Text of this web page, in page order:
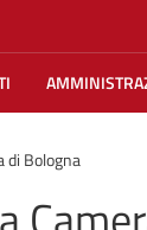
di Bologna